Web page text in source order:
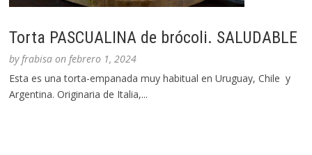
Torta PASCUALINA de brócoli. SALUDABLE
byfrabisa onfebrero 1, 2024
Esta es una torta-empanada muy habitual en Uruguay, Chile y
Argentina. Originaria de Italia,...